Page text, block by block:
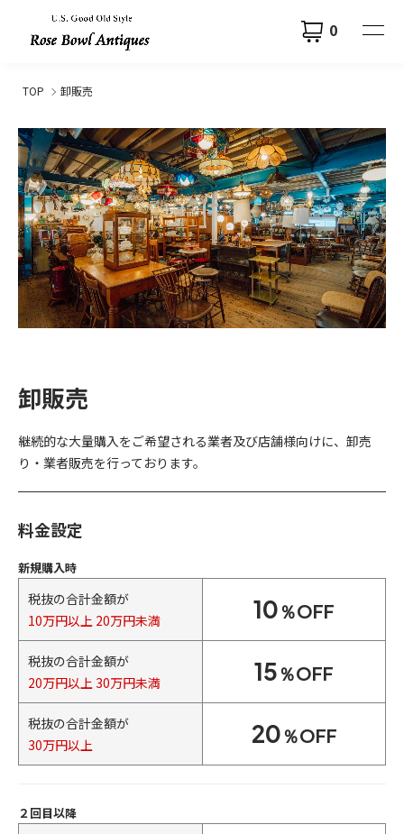
0
TOP 卸販売
卸販売
継続的な大量購入をご希望される業者及び店舗様向けに、卸売
り・業者販売を行っております。
料金設定
新規購入時
税抜の合計金額が
10万円以上 20万円未満
10 ％OFF
税抜の合計金額が
20万円以上 30万円未満
15 ％OFF
税抜の合計金額が
30万円以上
20 ％OFF
２回目以降